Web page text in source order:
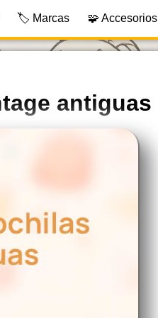
🏷️ Marcas 🧩 Accesorios
antiguas